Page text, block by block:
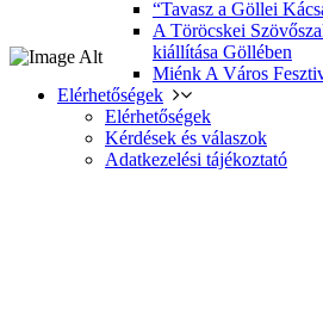
“Tavasz a Göllei
A Töröcskei
kiállítása Göllében
Miénk A Város
Elérhetőségek
Elérhetőségek
Kérdések és válaszok
Adatkezelési tájékoztató